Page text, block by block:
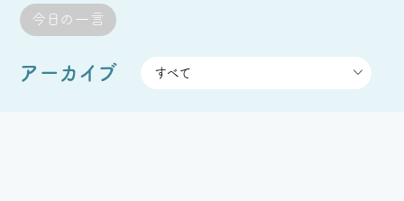
今日の一言
アーカイブ